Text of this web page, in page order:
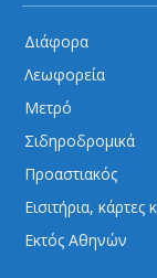
Διάφορα
Λεωφορεία
Μετρό
Σιδηροδρομικά
Προαστιακός
Εισιτήρια, κάρτες
Εκτός Αθηνών